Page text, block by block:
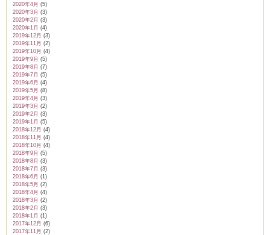
2020年4月 (5)
2020年3月 (3)
2020年2月 (3)
2020年1月 (4)
2019年12月 (3)
2019年11月 (2)
2019年10月 (4)
2019年9月 (5)
2019年8月 (7)
2019年7月 (5)
2019年6月 (4)
2019年5月 (8)
2019年4月 (3)
2019年3月 (2)
2019年2月 (3)
2019年1月 (5)
2018年12月 (4)
2018年11月 (4)
2018年10月 (4)
2018年9月 (5)
2018年8月 (3)
2018年7月 (3)
2018年6月 (1)
2018年5月 (2)
2018年4月 (4)
2018年3月 (2)
2018年2月 (3)
2018年1月 (1)
2017年12月 (6)
2017年11月 (2)